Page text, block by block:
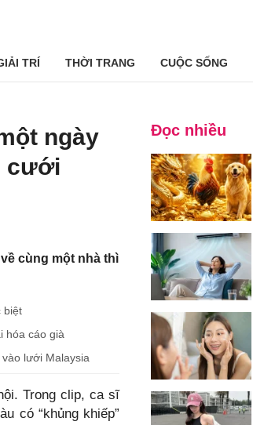
TRÍ THỜI TRANG CUỘC SỐNG
ngày
cưới
cùng một nhà thì
biệt
hóa cáo già
lưới Malaysia
Trong clip, ca sĩ
có “khủng khiếp”
Đọc nhiều